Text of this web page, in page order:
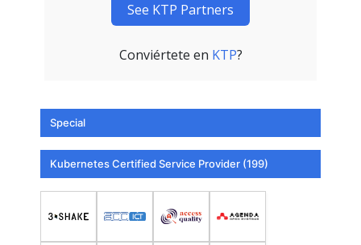
See KTP Partners
Conviértete en KTP?